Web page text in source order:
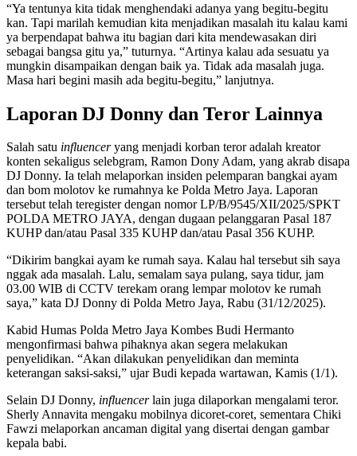
“Ya tentunya kita tidak menghendaki adanya yang begitu-begitu
kan. Tapi marilah kemudian kita menjadikan masalah itu kalau kami
ya berpendapat bahwa itu bagian dari kita mendewasakan diri
sebagai bangsa gitu ya,” tuturnya. “Artinya kalau ada sesuatu ya
mungkin disampaikan dengan baik ya. Tidak ada masalah juga.
Masa hari begini masih ada begitu-begitu,” lanjutnya.
Laporan DJ Donny dan Teror Lainnya
Salah satu influenceryang menjadi korban teror adalah kreator
konten sekaligus selebgram, Ramon Dony Adam, yang akrab disapa
DJ Donny. Ia telah melaporkan insiden pelemparan bangkai ayam
dan bom molotov ke rumahnya ke Polda Metro Jaya. Laporan
tersebut telah teregister dengan nomor LP/B/9545/XII/2025/SPKT
POLDA METRO JAYA, dengan dugaan pelanggaran Pasal 187
KUHP dan/atau Pasal 335 KUHP dan/atau Pasal 356 KUHP.
“Dikirim bangkai ayam ke rumah saya. Kalau hal tersebut sih saya
nggak ada masalah. Lalu, semalam saya pulang, saya tidur, jam
03.00 WIB di CCTV terekam orang lempar molotov ke rumah
saya,” kata DJ Donny di Polda Metro Jaya, Rabu (31/12/2025).
Kabid Humas Polda Metro Jaya Kombes Budi Hermanto
mengonfirmasi bahwa pihaknya akan segera melakukan
penyelidikan. “Akan dilakukan penyelidikan dan meminta
keterangan saksi-saksi,” ujar Budi kepada wartawan, Kamis (1/1).
Selain DJ Donny, influencerlain juga dilaporkan mengalami teror.
Sherly Annavita mengaku mobilnya dicoret-coret, sementara Chiki
Fawzi melaporkan ancaman digital yang disertai dengan gambar
kepala babi.